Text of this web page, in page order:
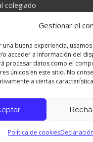
Gestionar el
una buena experiencia,
o acceder a información del
procesar datos como el
únicos en este sitio. No
a ciertas
Política de cookies
colegiado
quejas,
y apelaciones
Panel de